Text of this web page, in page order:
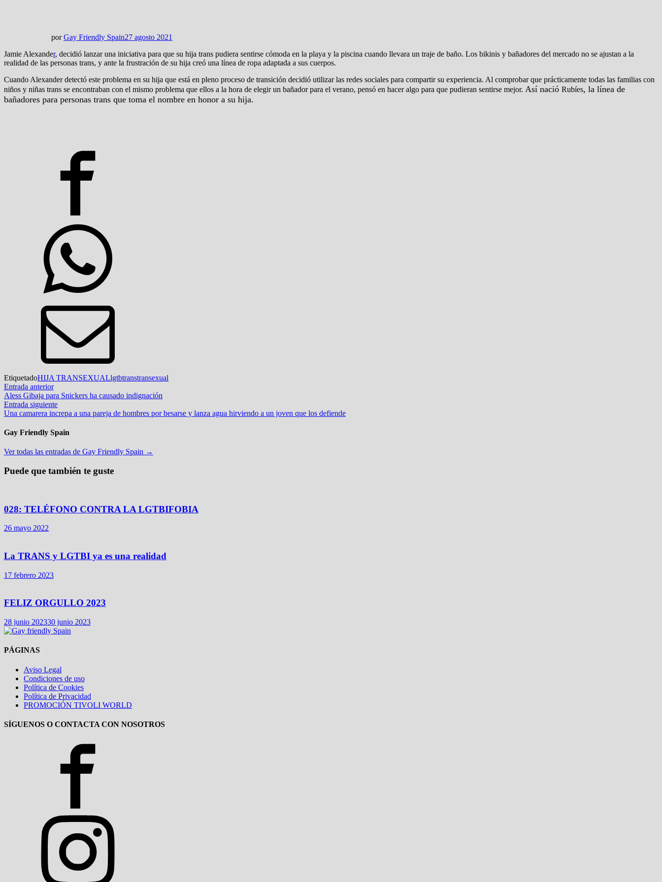
porGay Friendly Spain27 agosto 2021
Jamie Alexander, decidió lanzar una iniciativa para que su hija trans pudiera sentirse cómoda en la playa y la piscina cuando llevara un traje de baño. Los bikinis y bañadores del mercado no se ajustan a la
realidad de las personas trans, y ante la frustración de su hija creó una línea de ropa adaptada a sus cuerpos.
Cuando Alexander detectó este problema en su hija que está en pleno proceso de transición decidió utilizar las redes sociales para compartir su experiencia. Al comprobar que prácticamente todas las familias con
niños y niñas trans se encontraban con el mismo problema que ellos a la hora de elegir un bañador para el verano, pensó en hacer algo para que pudieran sentirse mejor. Así nació Rubíes, la línea de
bañadores para personas trans que toma el nombre en honor a su hija.
EtiquetadoHIJA TRANSEXUALlgtbtranstransexual
Navegación
de
entradas
Entrada anteriorEntrada
anterior:
Aless Gibaja para Snickers ha causado indignación
Entrada siguienteEntrada
siguiente:
Una camarera increpa a una pareja de hombres por besarse y lanza agua hirviendo a un joven que los defiende
Gay Friendly Spain
Ver todas las entradas de Gay Friendly Spain →
Puede que también te guste
028: TELÉFONO CONTRA LA LGTBIFOBIA
26 mayo 2022
La TRANS y LGTBI ya es una realidad
17 febrero 2023
FELIZ ORGULLO 2023
28 junio 202330 junio 2023
PÁGINAS
Aviso Legal
Condiciones de uso
Política de Cookies
Política de Privacidad
PROMOCIÓN TIVOLI WORLD
SÍGUENOS O CONTACTA CON NOSOTROS